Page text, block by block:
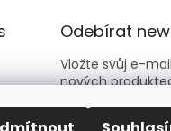
Odebírat
Vložte svůj e-
nových
E-mail